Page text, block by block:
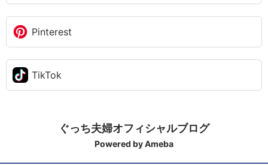
Pinterest
TikTok
ぐっち夫婦オフィシャルブログ
Powered by Ameba